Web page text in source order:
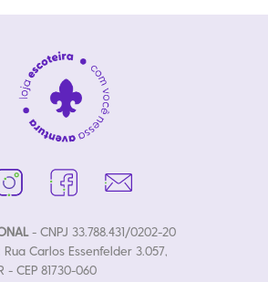
- CNPJ 33.788.431/0202-20
Carlos Essenfelder 3.057,
CEP 81730-060